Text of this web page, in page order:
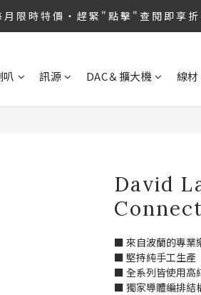
響 大 展 情 熱 開 演 ‧  音 悅 音 響 1127 號 房
月 限 時 特 價 ‧ 趕 緊 " 點 擊 " 查 閱 即 享 折
叭 訊源 DAC＆擴大機 線材
David
■ 來自波蘭的專業
■ 堅持純手工生產
■ 全系列皆使用高
■ 獨家導體編排結